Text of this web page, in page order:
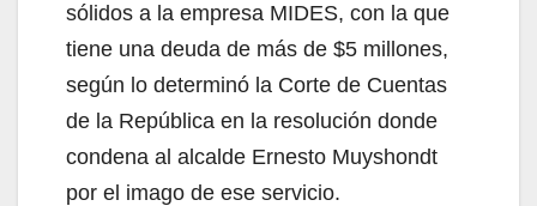
sólidos a la empresa MIDES, con la que
tiene una deuda de más de $5 millones,
según lo determinó la Corte de Cuentas
de la República en la resolución donde
condena al alcalde Ernesto Muyshondt
por el imago de ese servicio.